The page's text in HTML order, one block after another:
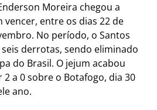
Moreira chegou a
vencer, entre os dias 22 de
No período, o Santos
derrotas, sendo eliminado
do Brasil. O jejum acabou
a 0 sobre o Botafogo, dia 30
ano.